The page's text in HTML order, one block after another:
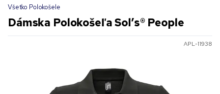
Všetko Polokošele
Dámska Polokošeľa Sol’s® People
APL-11938